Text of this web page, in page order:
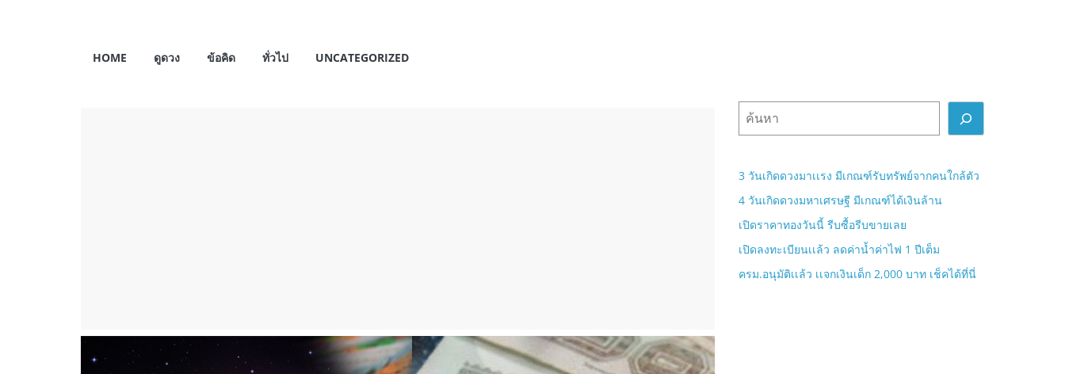
My
HOME ดูดวง ข้อคิด ทั่วไป UNCATEGORIZED
3 วันเกิดดวงมาเเรง มีเกณฑ์รับทรัพย์จากคนใกล้ตัว
4 วันเกิดดวงมหาเศรษฐี มีเกณฑ์ได้เงินล้าน
เปิดราคาทองวันนี้ รีบซื้อรีบขายเลย
เปิดลงทะเบียนเเล้ว ลดค่าน้ำค่าไฟ 1 ปีเต็ม
ครม.อนุมัติเเล้ว เเจกเงินเด็ก 2,000 บาท เช็คได้ที่นี่